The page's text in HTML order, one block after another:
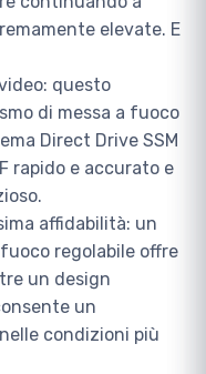
elevate. E
questo
di messa a fuoco
Direct Drive SSM
rapido e accurato e
affidabilità: un
regolabile offre
un design
un
condizioni più